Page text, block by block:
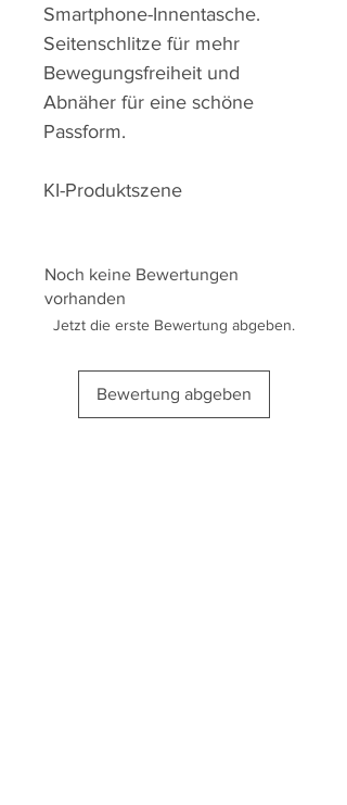
Smartphone-Innentasche.
Seitenschlitze für mehr
Bewegungsfreiheit und
Abnäher für eine schöne
Passform.
KI-Produktszene
Noch keine Bewertungen
vorhanden
Jetzt die erste Bewertung abgeben.
Bewertung abgeben